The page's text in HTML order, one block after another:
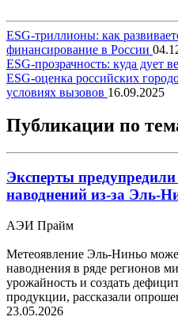
ESG-триллионы: как
финансирование в России
ESG-прозрачность: куда дует
ESG-оценка российских
условиях вызовов 16.09.2025
Публикации по
Эксперты предупредили
наводнений из-за Эль-
АЭИ Прайм
Метеоявление Эль-Ниньо
наводнения в ряде регионов
урожайность и создать
продукции, рассказали
23.05.2026